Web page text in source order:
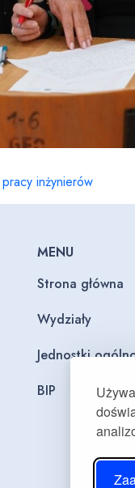
inżynierów
MENU
Strona główna
Wydziały
Jednostki
BIP